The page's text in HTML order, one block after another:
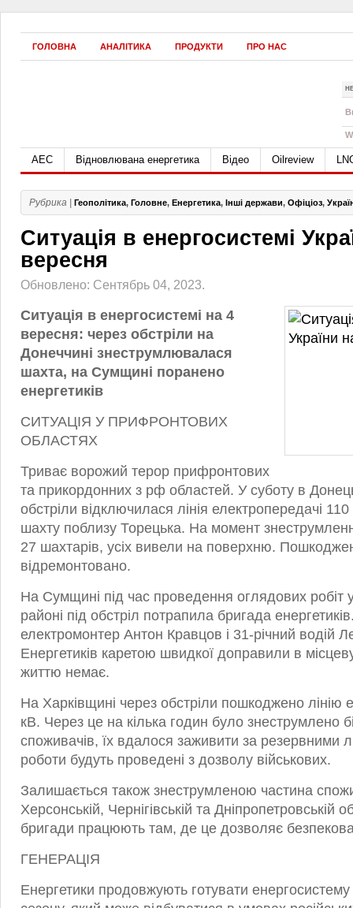
ГОЛОВНА АНАЛІТИКА ПРОДУКТИ ПРО НАС
АЕС Відновлювана енергетика Відео Oilreview
Рубрика | Геополітика, Головне, Енергетика, Інші держави, Офіціоз,
Ситуація в енергосистемі
вересня
Обновлено: Сентябрь 04, 2023.
Ситуація в енергосистемі на 4
вересня: через обстріли на
Донеччині знеструмлювалася
шахта, на Сумщині поранено
енергетиків
СИТУАЦІЯ У ПРИФРОНТОВИХ
ОБЛАСТЯХ
Триває ворожий терор прифронтових
та прикордонних з рф областей. У суботу в
обстріли відключилася лінія електропередачі
шахту поблизу Торецька. На момент
27 шахтарів, усіх вивели на поверхню.
відремонтовано.
На Сумщині під час проведення оглядових робіт
районі під обстріл потрапила бригада
електромонтер Антон Кравцов і 31-річний водій
Енергетиків каретою швидкої доправили в
життю немає.
На Харківщині через обстріли пошкоджено лінію
кВ. Через це на кілька годин було знеструмлено
споживачів, їх вдалося заживити за резервними
роботи будуть проведені з дозволу військових.
Залишається також знеструмленою частина
Херсонській, Чернігівській та Дніпропетровській
бригади працюють там, де це дозволяє безпекова
ГЕНЕРАЦІЯ
Енергетики продовжують готувати